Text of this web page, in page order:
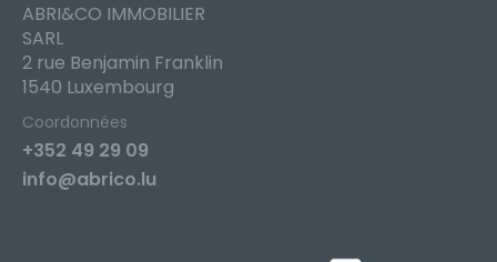
ABRI&CO IMMOBILIER
SARL
2 rue Benjamin Franklin
1540 Luxembourg
Coordonnées
+352 49 29 09
info@abrico.lu